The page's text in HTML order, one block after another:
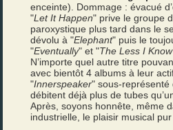
enceinte). Dommage : évacué
"Let It Happen" prive le groupe
paroxystique plus tard dans le
dévolu à "Elephant" puis le
"Eventually" et "The Less I
N’importe quel autre titre
avec bientôt 4 albums à leur
"Innerspeaker" sous-représenté
débitent déjà plus de tubes
Après, soyons honnête, même
industrielle, le plaisir musical pur